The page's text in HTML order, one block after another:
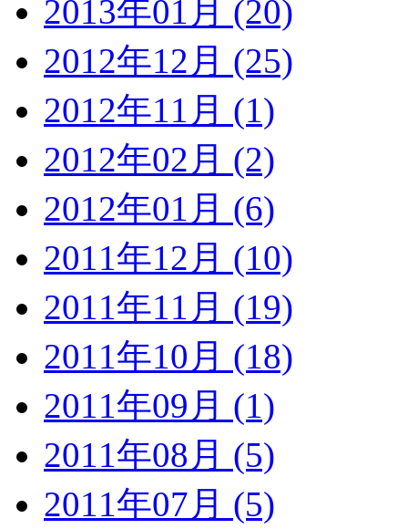
2013年01月 (20)
2012年12月 (25)
2012年11月 (1)
2012年02月 (2)
2012年01月 (6)
2011年12月 (10)
2011年11月 (19)
2011年10月 (18)
2011年09月 (1)
2011年08月 (5)
2011年07月 (5)